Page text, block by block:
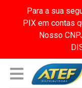
Para a sua
PIX em contas
Nosso